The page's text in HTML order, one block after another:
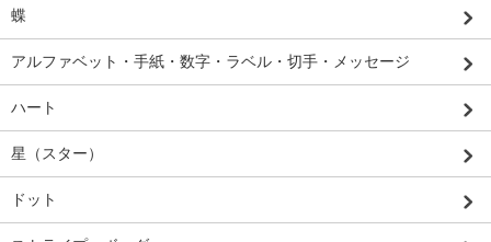
蝶
アルファベット・手紙・数字・ラベル・切手・メッセージ
ハート
星（スター）
ドット